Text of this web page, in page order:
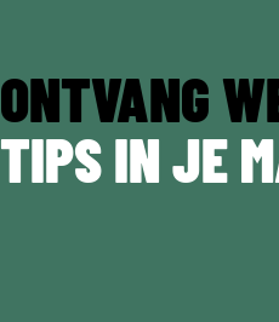
ONTVANG
TIPS IN JE